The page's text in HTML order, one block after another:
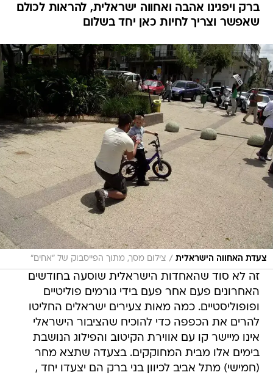
ברק ויפגינו אהבה ואחווה ישראלית, להראות לכולם
שאפשר וצריך לחיות כאן יחד בשלום
צעדת האחווה הישראלית / צילום מסך, מתוך הפייסבוק של "אחים"
זה לא סוד שהאחדות הישראלית שוסעה בחודשים
האחרונים פעם אחר פעם בידי גורמים פוליטיים
ופופוליסטיים. כמה מאות צעירים ישראלים החליטו
להרים את הכפפה כדי להוכיח שהציבור הישראלי
אינו מיישר קו עם אווירת הקיטוב והפילוג הנושבת
בימים אלו מבית המחוקקים. בצעדה שתצא מחר
(חמישי) מתל אביב לכיוון בני ברק הם יצעדו יחד ,